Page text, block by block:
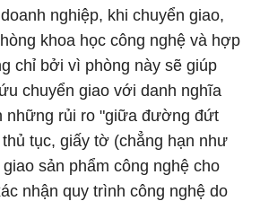
nghiệp, khi chuyển giao,
khoa học công nghệ và hợp
chỉ bởi vì phòng này sẽ giúp
chuyển giao với danh nghĩa
những rủi ro "giữa đường đứt
tục, giấy tờ (chẳng hạn như
sản phẩm công nghệ cho
nhận quy trình công nghệ do